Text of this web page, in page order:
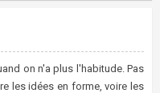
on n'a plus l'habitude. Pas
les idées en forme, voire les